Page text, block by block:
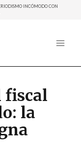
INCÓMODO CON
fiscal
la